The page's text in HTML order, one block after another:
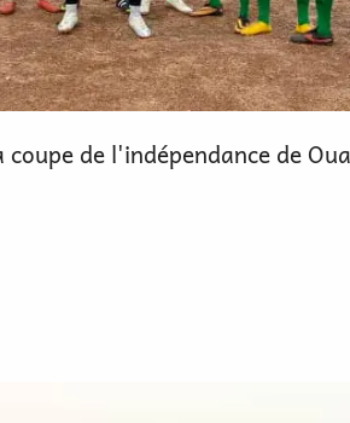
coupe de l'indépendance de